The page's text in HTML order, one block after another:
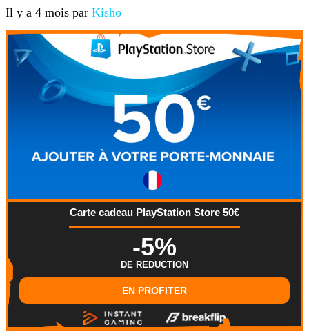
Il y a 4 mois par Kisho
Carte cadeau PlayStation Store 50€
-5%
DE REDUCTION
EN PROFITER